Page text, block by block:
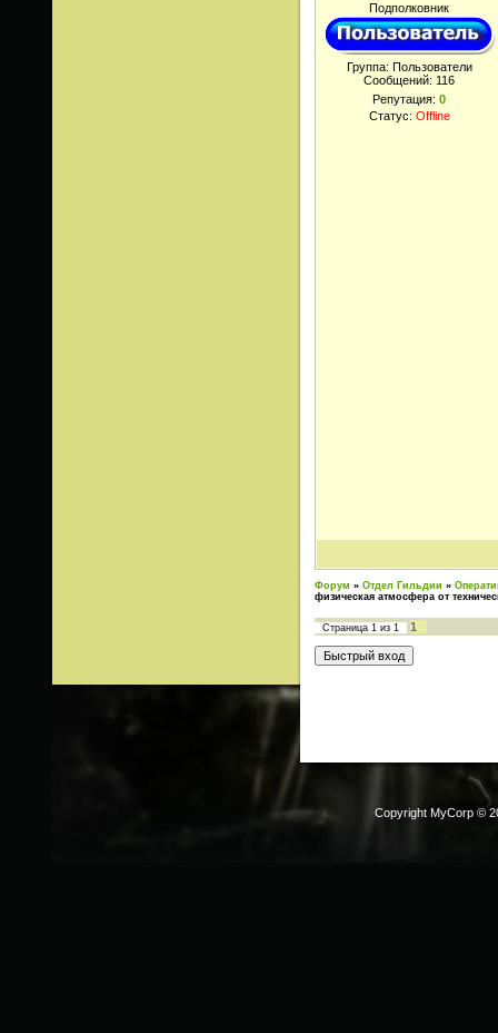
Подполковник
Группа: Пользователи
Сообщений: 116
Репутация: 0
Статус: Offline
Форум » Отдел Гильдии »
физическая атмосфера от
Страница 1 из 1 1
Copyright MyCorp ©